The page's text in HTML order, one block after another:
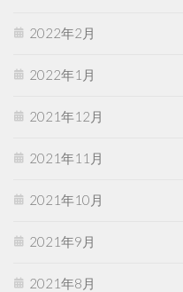
2022年2月
2022年1月
2021年12月
2021年11月
2021年10月
2021年9月
2021年8月